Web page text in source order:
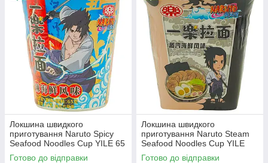
Локшина швидкого
приготування Naruto Spicy
Seafood Noodles Cup YILE 65
гГотово до відправки
Локшина швидкого
приготування Naruto Steam
Seafood Noodles Cup YILE
100 г
Готово до відправки